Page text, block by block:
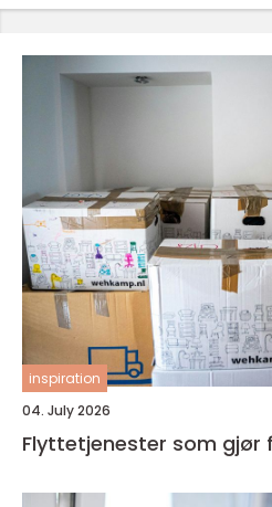
inspiration
04. July 2026
Flyttetjenester som gjør